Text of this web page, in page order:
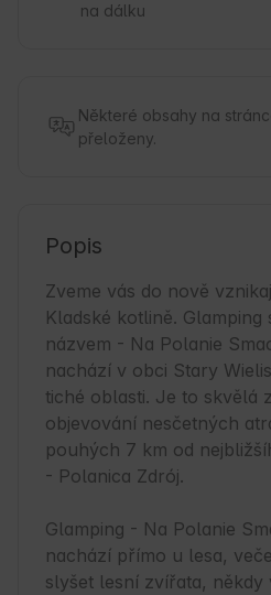
na dálku
Některé obsahy na
přeloženy.
Popis
Zveme vás do nově
Kladské kotlině. Glamping
názvem - Na Polanie
nachází v obci Stary
tiché oblasti. Je to skvělá
objevování nesčetných
pouhých 7 km od
- Polanica Zdrój.
Glamping - Na Polanie
nachází přímo u lesa,
slyšet lesní zvířata, někdy